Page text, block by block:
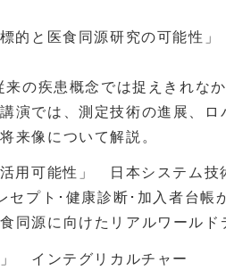
的と医食同源研究の可能性
の疾患概念では捉えきれな
演では、測定技術の進展、
来像について解説。
用可能性」 日本システム技
プト･健康診断･加入者台帳
源に向けたリアルワールド
インテグリカルチャー